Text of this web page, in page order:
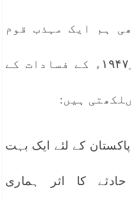
ہم ایک مہذب قوم
کہلانے کے لائق ہیں۔۱۹۴۷؁ء کے فسادات کے
ہیں:
کے لئے ایک بہت
کا اثر ہماری